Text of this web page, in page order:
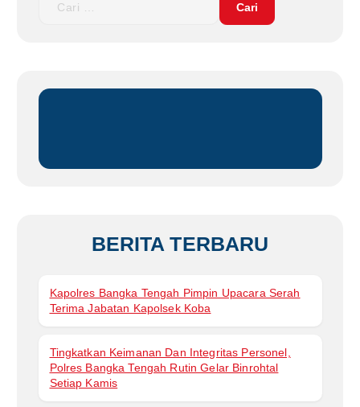
n
:
BERITA TERBARU
Kapolres Bangka Tengah Pimpin Upacara Serah
Terima Jabatan Kapolsek Koba
Tingkatkan Keimanan Dan Integritas Personel,
Polres Bangka Tengah Rutin Gelar Binrohtal
Setiap Kamis